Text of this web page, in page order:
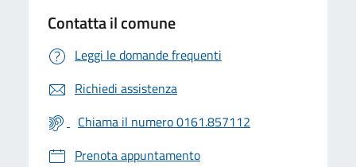
Contatta il comune
Leggi le domande frequenti
Richiedi assistenza
Chiama il numero 0161.857112
Prenota appuntamento